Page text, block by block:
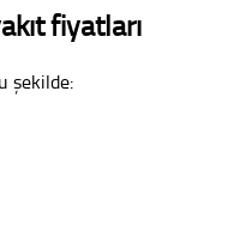
fiyatları
şekilde: